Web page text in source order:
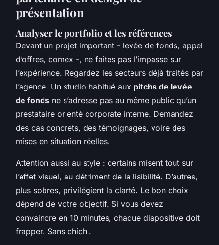
présentation
Analyser le portfolio et les références
Devant un projet important - levée de fonds, appel
d’offres, comex -, ne faites pas l’impasse sur
l’expérience. Regardez les secteurs déjà traités par
l’agence. Un studio habitué aux pitchs de levée
de fonds ne s’adresse pas au même public qu’un
prestataire orienté corporate interne. Demandez
des cas concrets, des témoignages, voire des
mises en situation réelles.
Attention aussi au style : certains misent tout sur
l’effet visuel, au détriment de la lisibilité. D’autres,
plus sobres, privilégient la clarté. Le bon choix
dépend de votre objectif. Si vous devez
convaincre en 10 minutes, chaque diapositive doit
frapper. Sans chichi.